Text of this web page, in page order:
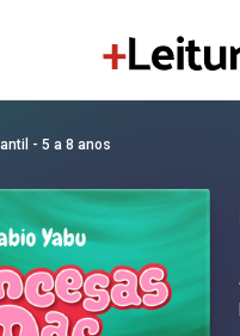
- 5 a 8 anos